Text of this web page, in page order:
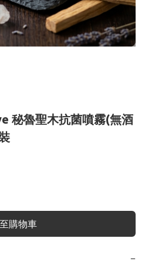
秘魯聖木抗菌噴霧(無酒
購物車
−